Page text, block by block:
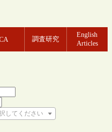
調査研究
English
Articles
してください
い